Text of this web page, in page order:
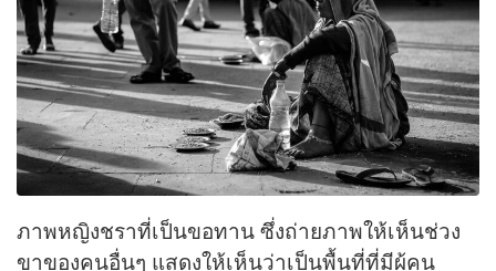
ภาพหญิงชราที่เป็นขอทาน ซึ่งถ่ายภาพให้เห็นช่วง
ขาของคนอื่นๆ แสดงให้เห็นว่าเป็นพื้นที่ที่มีผู้คน